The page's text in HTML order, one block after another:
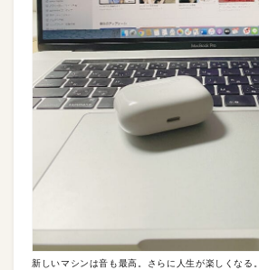
新しいマシンは音も最高。さらに人生が楽しくなる。